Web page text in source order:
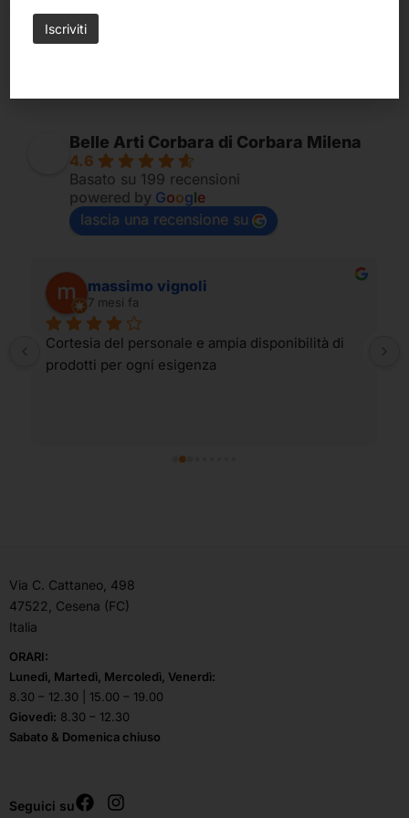
9,50€
Belle Arti Corbara di Corbara Milena
4.6
Basato su 199 recensioni
powered by Google
lascia una recensione su
massimo vignoli
7 mesi fa
Cortesia del personale e ampia disponibilità di
prodotti per ogni esigenza
Via C. Cattaneo, 498
47522, Cesena (FC)
Italia
ORARI:
Lunedì, Martedì, Mercoledì, Venerdì:
8.30 – 12.30 | 15.00 – 19.00
Giovedì: 8.30 – 12.30
Sabato & Domenica chiuso
Seguici su